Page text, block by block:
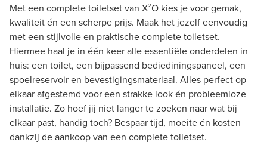
Met een complete toiletset van X²O kies je voor gemak,
kwaliteit én een scherpe prijs. Maak het jezelf eenvoudig
met een stijlvolle en praktische complete toiletset.
Hiermee haal je in één keer alle essentiële onderdelen in
huis: een toilet, een bijpassend bediediningspaneel, een
spoelreservoir en bevestigingsmateriaal. Alles perfect op
elkaar afgestemd voor een strakke look én probleemloze
installatie. Zo hoef jij niet langer te zoeken naar wat bij
elkaar past, handig toch? Bespaar tijd, moeite én kosten
dankzij de aankoop van een complete toiletset.